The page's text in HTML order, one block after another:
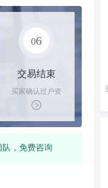
06
交易结束
买家确认过户资
料后，平台解冻
资金支付卖家
队，免费咨询